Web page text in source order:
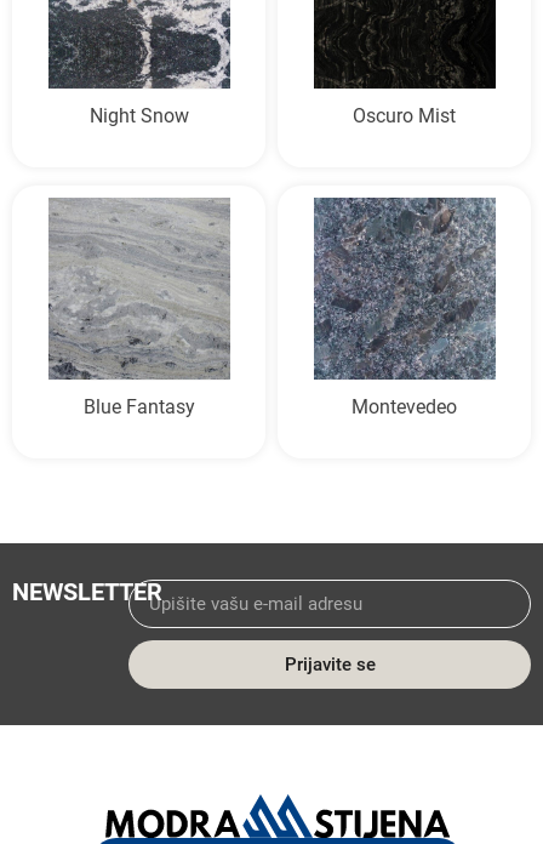
Night Snow Oscuro Mist
Blue Fantasy Montevedeo
NEWSLETTER
Prijavite se